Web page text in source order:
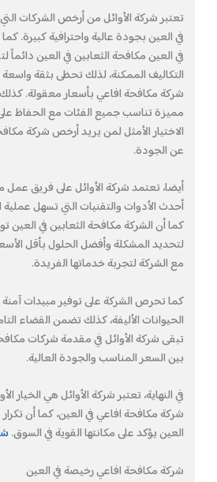
تعتبر شركة الأوائل من أرخص الشركات
في العين بجودة عالية واحترافية كبيرة.
في العين مكافحة الثعابين في العين دائماً
التكاليف الممكنة، لذلك تحظى بثقة
شركة مكافحة افاعي بأسعار معقولة.
مميزة تناسب جميع الفئات مع الحفاظ
الاختيار الأمثل لمن يريد أرخص شركة
عن الجودة.
أيضا، تعتمد شركة الأوائل على فريق عمل
أحدث الأدوات والتقنيات التي تسهل عملية
كما أن الشركة مكافحة الثعابين في العين
لتحديد المشكلة وأفضل الحلول بأقل
مع الشركة لتجربة خدماتها الفريدة.
كما تحرص الشركة على توفير مبيدات آمنة
الحيوانات الأليفة، كذلك تضمن القضاء
تبقى شركة الأوائل في مقدمة شركات
بين السعر المناسب والجودة العالية.
في النهاية، تعتبر شركة الأوائل هي الخيار
شركة مكافحة افاعي في العين، كما أن
العين يؤكد على مكانتها القوية في السوق.
شركة مكافحة افاعي رخيصة في العين